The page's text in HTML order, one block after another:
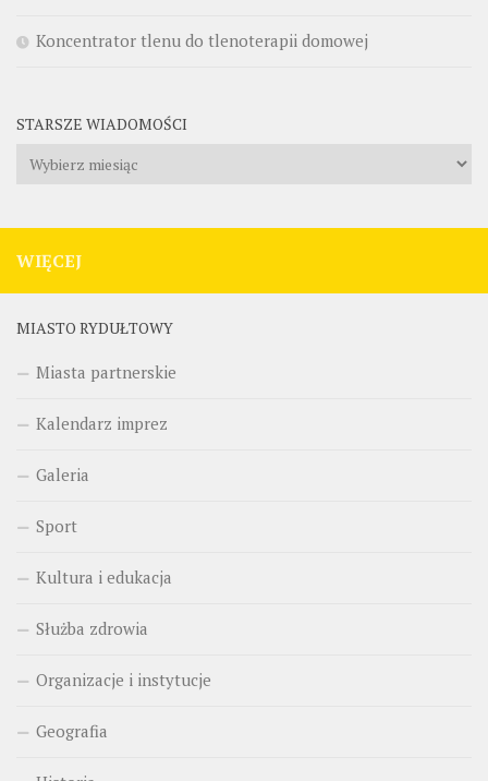
Koncentrator tlenu do tlenoterapii domowej
STARSZE WIADOMOŚCI
Starsze
WIĘCEJ
MIASTO RYDUŁTOWY
Miasta partnerskie
Kalendarz imprez
Galeria
Sport
Kultura i edukacja
Służba zdrowia
Organizacje i instytucje
Geografia